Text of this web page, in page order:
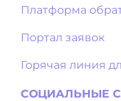
Платформа
Портал заявок
Горячая линия
СОЦИАЛЬНЫЕ